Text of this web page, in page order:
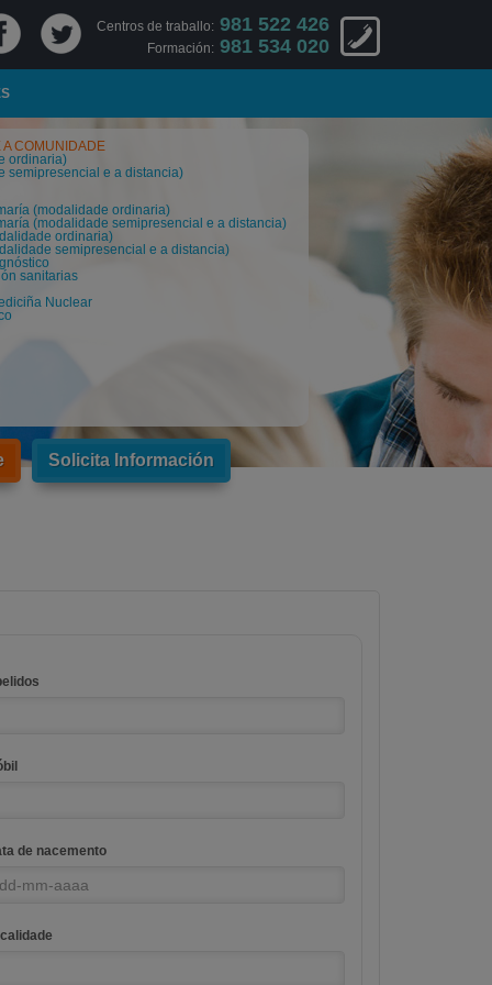
Centros de traballo: 981 522 426
Formación: 981 534 020
COMUNIDADE
ordinaria)
semipresencial e a distancia)
(modalidade ordinaria)
(modalidade semipresencial e a distancia)
ordinaria)
semipresencial e a distancia)
sanitarias
Nuclear
Solicita Información
de nacemento